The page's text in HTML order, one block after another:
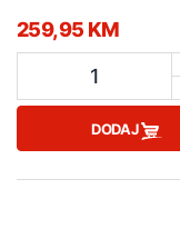
259,95 KM
1
DODAJ